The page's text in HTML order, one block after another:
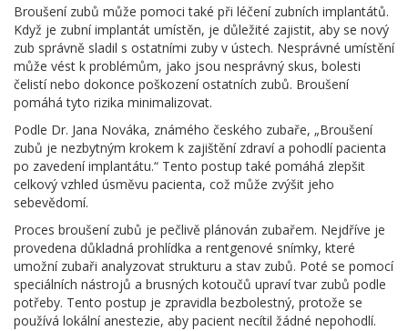
Broušení zubů může pomoci také při léčení zubních implantátů.
Když je zubní implantát umístěn, je důležité zajistit, aby se nový
zub správně sladil s ostatními zuby v ústech. Nesprávné umístění
může vést k problémům, jako jsou nesprávný skus, bolesti
čelistí nebo dokonce poškození ostatních zubů. Broušení
pomáhá tyto rizika minimalizovat.
Podle Dr. Jana Nováka, známého českého zubaře, „Broušení
zubů je nezbytným krokem k zajištění zdraví a pohodlí pacienta
po zavedení implantátu.“ Tento postup také pomáhá zlepšit
celkový vzhled úsměvu pacienta, což může zvýšit jeho
sebevědomí.
Proces broušení zubů je pečlivě plánován zubařem. Nejdříve je
provedena důkladná prohlídka a rentgenové snímky, které
umožní zubaři analyzovat strukturu a stav zubů. Poté se pomocí
speciálních nástrojů a brusných kotoučů upraví tvar zubů podle
potřeby. Tento postup je zpravidla bezbolestný, protože se
používá lokální anestezie, aby pacient necítil žádné nepohodlí.